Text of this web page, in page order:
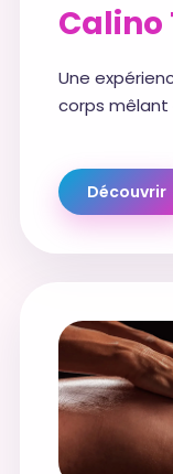
Une
corps mêlant
Découvrir